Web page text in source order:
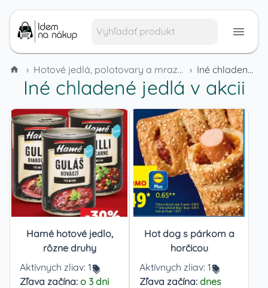
› Hotové jedlá, polotovary a mrazené výrobky › Iné chladené jedlá
Iné chladené jedlá v akcii
Hamé hotové jedlo,
rôzne druhy
Aktívnych zliav: 1
Zľava začína: o 3 dni
Hot dog s párkom a
horčicou
Aktívnych zliav: 1
Zľava začína: dnes